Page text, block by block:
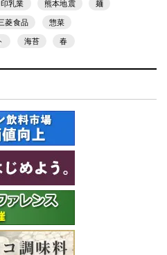
乳業 熊本地震 麺
菱食品 惣菜
海苔 春